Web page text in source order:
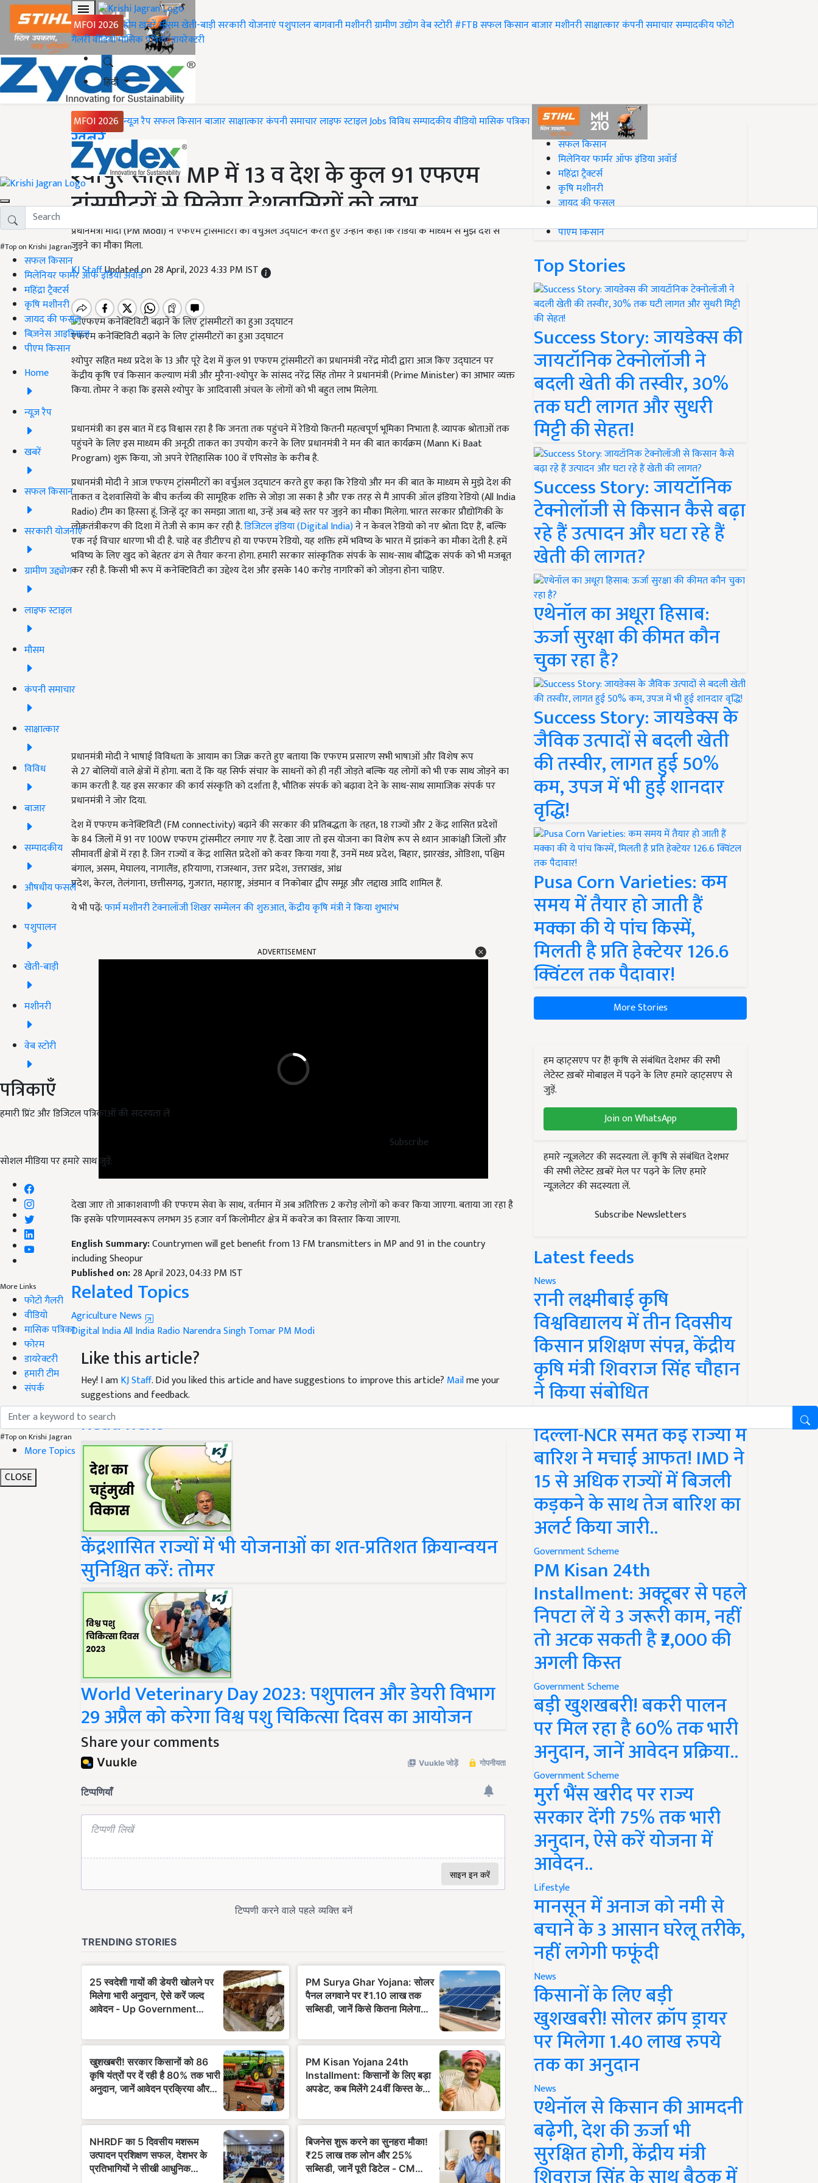
MFOI 2026 होमख़बरेंमौसमखेती-बाड़ीसरकारी योजनाएंपशुपालनबागवानीमशीनरीग्रामीण उद्योगवेब स्टोरी#FTBसफल किसानबाजारमशीनरीसाक्षात्कारकंपनी समाचारसम्पादकीयफोटो
गैलरीवीडियोमासिक पत्रिकाडायरेक्टरी
हिंदी
MFOI 2026 न्यूज़ रैपसफल किसानबाजारसाक्षात्कारकंपनी समाचारलाइफ स्टाइलJobsविविधसम्पादकीयवीडियोमासिक पत्रिका
#Top on Krishi Jagran
सफल किसान
मिलेनियर फार्मर ऑफ इंडिया अवॉर्ड
महिंद्रा ट्रैक्टर्स
कृषि मशीनरी
जायद की फसल
बिज़नेस आइडियाज
पीएम किसान
Home
न्यूज़ रैप
खबरें
सफल किसान
सरकारी योजनाएं
ग्रामीण उद्द्योग
लाइफ स्टाइल
मौसम
कंपनी समाचार
साक्षात्कार
विविध
बाजार
सम्पादकीय
औषधीय फसलें
पशुपालन
खेती-बाड़ी
मशीनरी
वेब स्टोरी
पत्रिकाएँ
हमारी प्रिंट और डिजिटल पत्रिकाओं की सदस्यता लें
Subscribe
सोशल मीडिया पर हमारे साथ जुड़ें:
More Links
फोटो गैलरी
वीडियो
मासिक पत्रिका
फोरम
डायरेक्टरी
हमारी टीम
संपर्क
#Top on Krishi Jagran
More Topics
CLOSE
Home
ख़बरें
श्योपुर सहित MP में 13 व देश के कुल 91 एफएम
ट्रांसमीटरों से मिलेगा देशवासियों को लाभ
प्रधानमंत्री मोदी (PM Modi) ने एफएम ट्रांसमीटरों का वर्चुअल उद्घाटन करते हुए उन्होंने कहा कि रेडियो के माध्यम से मुझे देश से
जुड़ने का मौका मिला.
KJ StaffUpdated on 28 April, 2023 4:33 PM IST
एफएम कनेक्टिविटी बढ़ाने के लिए ट्रांसमीटरों का हुआ उद्घाटन
श्योपुर सहित मध्य प्रदेश के 13 और पूरे देश में कुल 91 एफएम ट्रांसमीटरों का प्रधानमंत्री नरेंद्र मोदी द्वारा आज किए उद्घाटन पर
केंद्रीय कृषि एवं किसान कल्याण मंत्री और मुरैना-श्योपुर के सांसद नरेंद्र सिंह तोमर ने प्रधानमंत्री (Prime Minister) का आभार व्यक्त
किया. तोमर ने कहा कि इससे श्योपुर के आदिवासी अंचल के लोगों को भी बहुत लाभ मिलेगा.
प्रधानमंत्री का इस बात में दृढ़ विश्वास रहा है कि जनता तक पहुंचने में रेडियो कितनी महत्वपूर्ण भूमिका निभाता है. व्यापक श्रोताओं तक
पहुंचने के लिए इस माध्यम की अनूठी ताकत का उपयोग करने के लिए प्रधानमंत्री ने मन की बात कार्यक्रम (Mann Ki Baat
Program) शुरू किया, जो अपने ऐतिहासिक 100 वें एपिसोड के करीब है.
प्रधानमंत्री मोदी ने आज एफएम ट्रांसमीटरों का वर्चुअल उद्घाटन करते हुए कहा कि रेडियो और मन की बात के माध्यम से मुझे देश की
ताकत व देशवासियों के बीच कर्तव्य की सामूहिक शक्ति से जोड़ा जा सका है और एक तरह से मैं आपकी ऑल इंडिया रेडियो (All India
Radio) टीम का हिस्सा हूं. जिन्हें दूर का समझा जाता था, उन्हें अब बड़े स्तर पर जुड़ने का मौका मिलेगा. भारत सरकार प्रौद्योगिकी के
लोकतंत्रीकरण की दिशा में तेजी से काम कर रही है.डिजिटल इंडिया (Digital India)ने न केवल रेडियो को नए श्रोता दिए हैं, बल्कि
एक नई विचार धारणा भी दी है. चाहे वह डीटीएच हो या एफएम रेडियो, यह शक्ति हमें भविष्य के भारत में झांकने का मौका देती है. हमें
भविष्य के लिए खुद को बेहतर ढंग से तैयार करना होगा. हमारी सरकार सांस्कृतिक संपर्क के साथ-साथ बौद्धिक संपर्क को भी मजबूत
कर रही है. किसी भी रूप में कनेक्टिविटी का उद्देश्य देश और इसके 140 करोड़ नागरिकों को जोड़ना होना चाहिए.
प्रधानमंत्री मोदी ने भाषाई विविधता के आयाम का जिक्र करते हुए बताया कि एफएम प्रसारण सभी भाषाओं और विशेष रूप
से 27 बोलियों वाले क्षेत्रों में होगा. बता दें कि यह सिर्फ संचार के साधनों को ही नहीं जोड़ते बल्कि यह लोगों को भी एक साथ जोड़ने का
काम करती है. यह इस सरकार की कार्य संस्कृति को दर्शाता है, भौतिक संपर्क को बढ़ावा देने के साथ-साथ सामाजिक संपर्क पर
प्रधानमंत्री ने जोर दिया.
देश में एफएम कनेक्टिविटी (FM connectivity)बढ़ाने की सरकार की प्रतिबद्धता के तहत, 18 राज्यों और 2 केंद्र शासित प्रदेशों
के 84 जिलों में 91 नए 100W एफएम ट्रांसमीटर लगाए गए हैं. देखा जाए तो इस योजना का विशेष रूप से ध्यान आकांक्षी जिलों और
सीमावर्ती क्षेत्रों में रहा है. जिन राज्यों व केंद्र शासित प्रदेशों को कवर किया गया हैं, उनमें मध्य प्रदेश, बिहार, झारखंड, ओडिशा, पश्चिम
बंगाल, असम, मेघालय, नागालैंड, हरियाणा, राजस्थान, उत्तर प्रदेश, उत्तराखंड, आंध्र
प्रदेश, केरल, तेलंगाना, छत्तीसगढ़, गुजरात, महाराष्ट्र, अंडमान व निकोबार द्वीप समूह और लद्दाख आदि शामिल हैं.
ये भी पढ़ें:फार्म मशीनरी टेक्नालॉजी शिखर सम्मेलन की शुरुआत, केंद्रीय कृषि मंत्री ने किया शुभारंभ
ADVERTISEMENT
देखा जाए तो आकाशवाणी की एफएम सेवा के साथ, वर्तमान में अब अतिरिक्त 2 करोड़ लोगों को कवर किया जाएगा. बताया जा रहा है
कि इसके परिणामस्वरूप लगभग 35 हजार वर्ग किलोमीटर क्षेत्र में कवरेज का विस्तार किया जाएगा.
English Summary:Countrymen will get benefit from 13 FM transmitters in MP and 91 in the country
including Sheopur
Published on:28 April 2023, 04:33 PM IST
Related Topics
Agriculture News
Digital IndiaAll India RadioNarendra Singh TomarPM Modi
Like this article?
Hey! I amKJ Staff. Did you liked this article and have suggestions to improve this article? Mailme your
suggestions and feedback.
Read next
केंद्रशासित राज्यों में भी योजनाओं का शत-प्रतिशत क्रियान्वयन
सुनिश्चित करें: तोमर
World Veterinary Day 2023: पशुपालन और डेयरी विभाग
29 अप्रैल को करेगा विश्व पशु चिकित्सा दिवस का आयोजन
Share your comments
#Top on Krishi Jagran
सफल किसान
मिलेनियर फार्मर ऑफ इंडिया अवॉर्ड
महिंद्रा ट्रैक्टर्स
कृषि मशीनरी
जायद की फसल
पीएम किसान
Top Stories
Success Story: जायडेक्स की
जायटॉनिक टेक्नोलॉजी ने
बदली खेती की तस्वीर, 30%
तक घटी लागत और सुधरी
मिट्टी की सेहत!
Success Story: जायटॉनिक
टेक्नोलॉजी से किसान कैसे बढ़ा
रहे हैं उत्पादन और घटा रहे हैं
खेती की लागत?
एथेनॉल का अधूरा हिसाब:
ऊर्जा सुरक्षा की कीमत कौन
चुका रहा है?
Success Story: जायडेक्स के
जैविक उत्पादों से बदली खेती
की तस्वीर, लागत हुई 50%
कम, उपज में भी हुई शानदार
वृद्धि!
Pusa Corn Varieties: कम
समय में तैयार हो जाती हैं
मक्का की ये पांच किस्में,
मिलती है प्रति हेक्टेयर 126.6
क्विंटल तक पैदावार!
More Stories
हम व्हाट्सएप पर हैं! कृषि से संबंधित देशभर की सभी
लेटेस्ट ख़बरें मोबाइल में पढ़ने के लिए हमारे व्हाट्सएप से
जुड़ें.
Join on WhatsApp
हमारे न्यूज़लेटर की सदस्यता लें. कृषि से संबंधित देशभर
की सभी लेटेस्ट ख़बरें मेल पर पढ़ने के लिए हमारे
न्यूज़लेटर की सदस्यता लें.
Subscribe Newsletters
Latest feeds
News
रानी लक्ष्मीबाई कृषि
विश्वविद्यालय में तीन दिवसीय
किसान प्रशिक्षण संपन्न, केंद्रीय
कृषि मंत्री शिवराज सिंह चौहान
ने किया संबोधित
दिल्ली-NCR समेत कई राज्यों में
बारिश ने मचाई आफत! IMD ने
15 से अधिक राज्यों में बिजली
कड़कने के साथ तेज बारिश का
अलर्ट किया जारी..
Government Scheme
PM Kisan 24th
Installment: अक्टूबर से पहले
निपटा लें ये 3 जरूरी काम, नहीं
तो अटक सकती है ₹2,000 की
अगली किस्त
Government Scheme
बड़ी खुशखबरी! बकरी पालन
पर मिल रहा है 60% तक भारी
अनुदान, जानें आवेदन प्रक्रिया..
Government Scheme
मुर्रा भैंस खरीद पर राज्य
सरकार देंगी 75% तक भारी
अनुदान, ऐसे करें योजना में
आवेदन..
Lifestyle
मानसून में अनाज को नमी से
बचाने के 3 आसान घरेलू तरीके,
नहीं लगेगी फफूंदी
News
किसानों के लिए बड़ी
खुशखबरी! सोलर क्रॉप ड्रायर
पर मिलेगा 1.40 लाख रुपये
तक का अनुदान
News
एथेनॉल से किसान की आमदनी
बढ़ेगी, देश की ऊर्जा भी
सुरक्षित होगी, केंद्रीय मंत्री